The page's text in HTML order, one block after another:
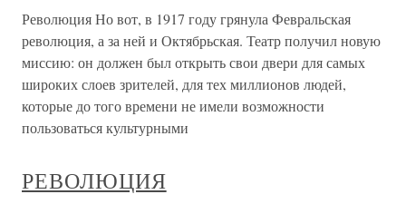
Революция Но вот, в 1917 году грянула Февральская
революция, а за ней и Октябрьская. Театр получил новую
миссию: он должен был открыть свои двери для самых
широких слоев зрителей, для тех миллионов людей,
которые до того времени не имели возможности
пользоваться культурными
РЕВОЛЮЦИЯ